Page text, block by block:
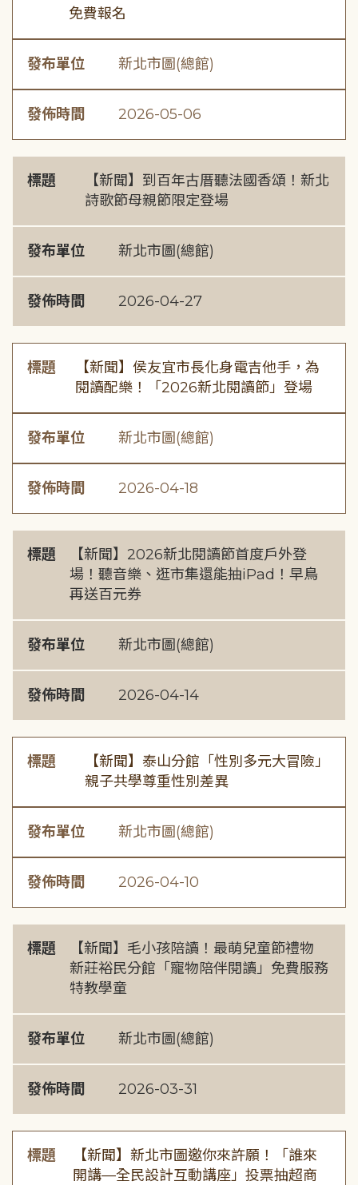
免費報名
發布單位 新北市圖(總館)
發佈時間 2026-05-06
標題
【新聞】到百年古厝聽法國香頌！新北
詩歌節母親節限定登場
發布單位 新北市圖(總館)
發佈時間 2026-04-27
標題
【新聞】侯友宜市長化身電吉他手，為
閱讀配樂！「2026新北閱讀節」登場
發布單位 新北市圖(總館)
發佈時間 2026-04-18
標題
【新聞】2026新北閱讀節首度戶外登
場！聽音樂、逛市集還能抽iPad！早鳥
再送百元券
發布單位 新北市圖(總館)
發佈時間 2026-04-14
標題
【新聞】泰山分館「性別多元大冒險」
親子共學尊重性別差異
發布單位 新北市圖(總館)
發佈時間 2026-04-10
標題
【新聞】毛小孩陪讀！最萌兒童節禮物
新莊裕民分館「寵物陪伴閱讀」免費服務
特教學童
發布單位 新北市圖(總館)
發佈時間 2026-03-31
標題
【新聞】新北市圖邀你來許願！「誰來
開講—全民設計互動講座」投票抽超商